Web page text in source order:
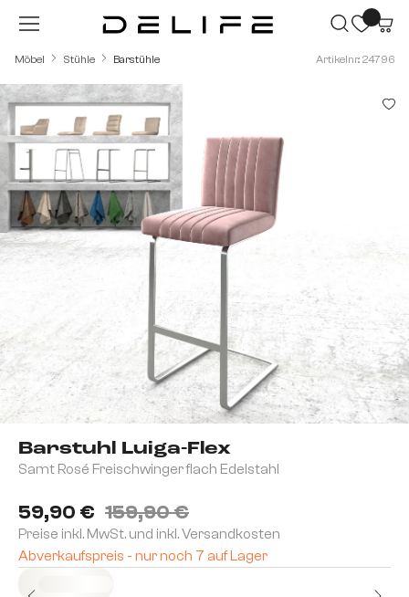
Zum Hauptinhalt springen
Möbel Stühle Barstühle Artikelnr.: 24796
Barstuhl Luiga-Flex
Samt Rosé Freischwinger flach Edelstahl
59,90 € 159,90 €
Preise inkl. MwSt. und inkl. Versandkosten
Abverkaufspreis - nur noch 7 auf Lager
Bildergalerie überspringen